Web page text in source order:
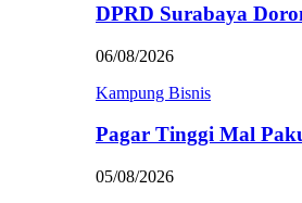
DPRD Surabaya
06/08/2026
Kampung Bisnis
Pagar Tinggi Mal
05/08/2026